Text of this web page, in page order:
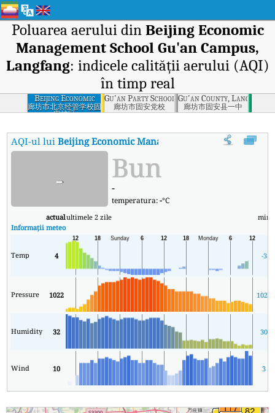
Poluarea aerului din Beijing Economic
Management School Gu'an Campus,
Langfang: indicele calității aerului (AQI)
în timp real
Beijing Economic
Management
School Gu'an
廊坊市北京经管学校固
安校区
Gu'an Party School, Langfang
廊坊市固安党校
Gu'an County, Langfang
廊坊市固安县一中
AQI-ul luiBeijing Economic Management School Gu'an
- Bun
-
temperatura:-°C
actualultimele 2 zile min
Informații meteo
Temp 4 -3
Pressure 1022 1020
Humidity 32 30
Wind 10 3